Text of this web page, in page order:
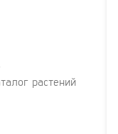
растений